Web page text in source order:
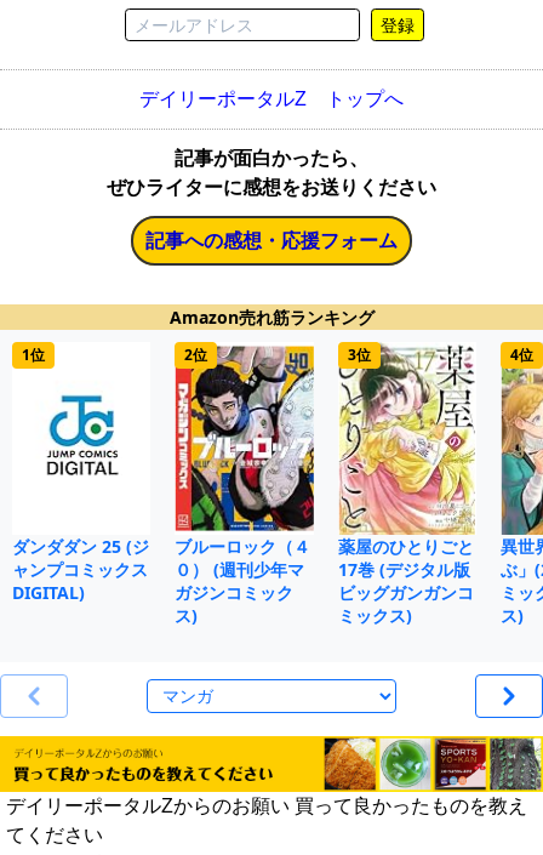
登録
デイリーポータルZ トップへ
記事が面白かったら、
ぜひライターに感想をお送りください
記事への感想・応援フォーム
Amazon売れ筋ランキング
1位
ダンダダン 25 (ジ
ャンプコミックス
DIGITAL)
2位
ブルーロック（４
０） (週刊少年マ
ガジンコミック
ス)
3位
薬屋のひとりごと
17巻 (デジタル版
ビッグガンガンコ
ミックス)
4位
異世
ぶ」
ミッ
ス)
デイリーポータルZからのお願い 買って良かったものを教え
てください